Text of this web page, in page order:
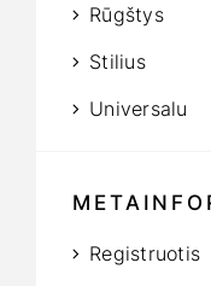
Rūgštys
Stilius
Universalu
Registruotis